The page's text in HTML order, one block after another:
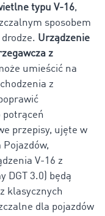
typu V-16,
sposobem
Urządzenie
z
umieścić na
z
potrąceń
przepisy, ujęte w
V-16 z
DGT 3.0) będą
klasycznych
dla pojazdów